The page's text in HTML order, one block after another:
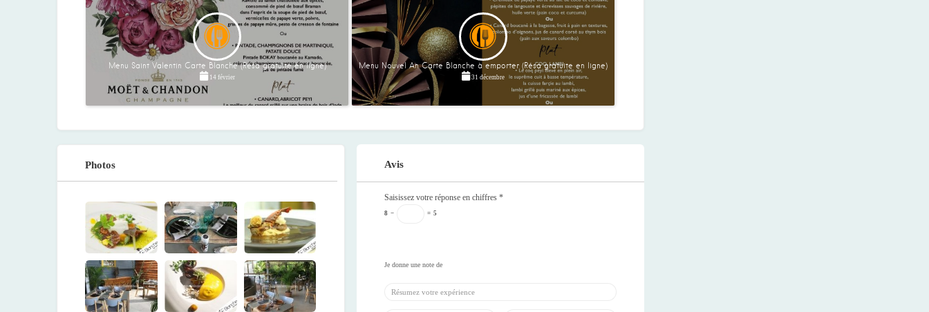
Menu Saint Valentin Carte Blanche (Résa gratuite en ligne)
14 février
Menu Nouvel An Carte Blanche à emporter (Résa gratuite en ligne)
31 décembre
Photos Avis
Saisissez votre réponse en chiffres*
8 − = 5